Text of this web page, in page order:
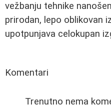
vežbanju tehnike
prirodan, lepo oblikovan
upotpunjava celokupan
Komentari
Trenutno nema